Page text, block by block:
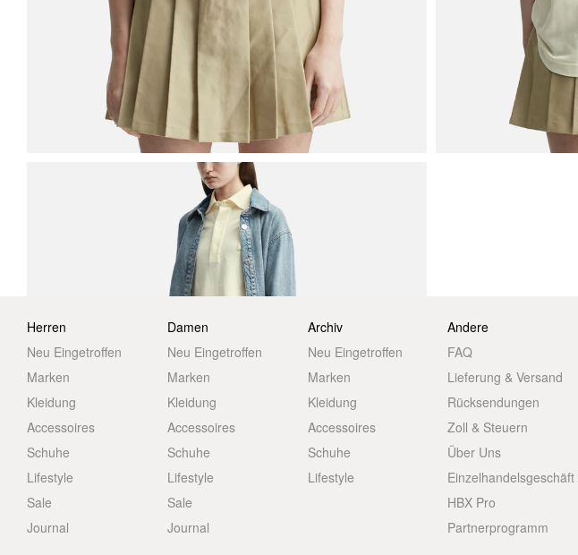
Herren
Neu Eingetroffen
Marken
Kleidung
Accessoires
Schuhe
Lifestyle
Sale
Journal
Damen
Neu Eingetroffen
Marken
Kleidung
Accessoires
Schuhe
Lifestyle
Sale
Journal
Archiv
Neu Eingetroffen
Marken
Kleidung
Accessoires
Schuhe
Lifestyle
Andere
FAQ
Lieferung & Versand
Rücksendungen
Zoll & Steuern
Über Uns
Einzelhandelsgeschäft
HBX Pro
Partnerprogramm